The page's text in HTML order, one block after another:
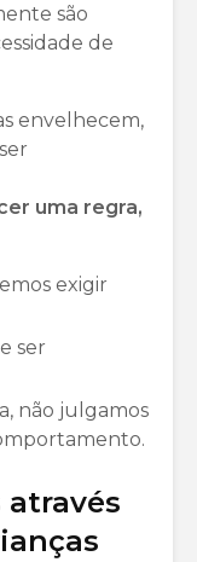
são
de
envelhecem,
uma regra,
exigir
ser
não julgamos